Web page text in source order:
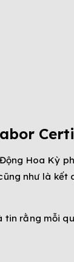
Hoa Kỳ
như là
rằng mỗi